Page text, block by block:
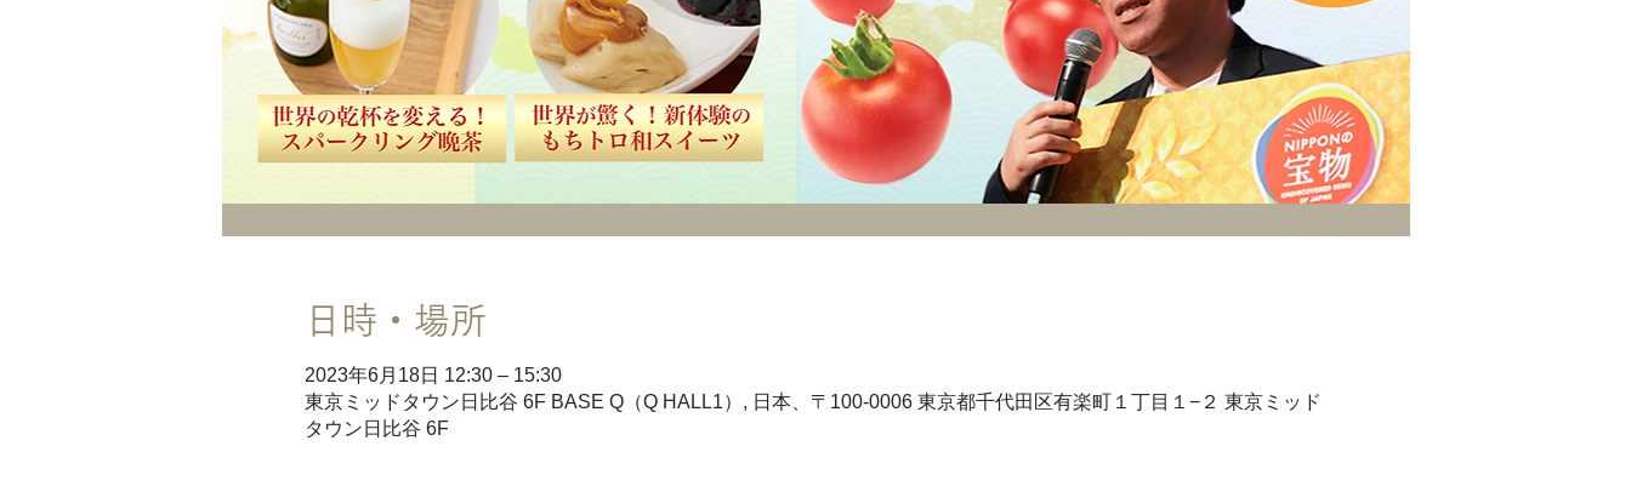
日時・場所
2023年6月18日 12:30 – 15:30
東京ミッドタウン日比谷 6F BASE Q（Q HALL1）, 日本、〒100-0006 東京都千代田区有楽町１丁目１−２ 東京ミッド
タウン日比谷 6F